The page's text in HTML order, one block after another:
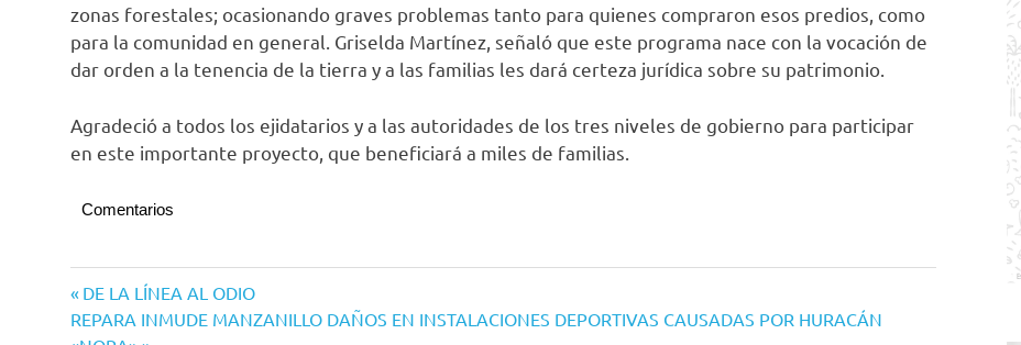
zonas forestales; ocasionando graves problemas tanto para quienes compraron esos predios, como
para la comunidad en general. Griselda Martínez, señaló que este programa nace con la vocación de
dar orden a la tenencia de la tierra y a las familias les dará certeza jurídica sobre su patrimonio.
Agradeció a todos los ejidatarios y a las autoridades de los tres niveles de gobierno para participar
en este importante proyecto, que beneficiará a miles de familias.
Comentarios
Manzanillo
Navegación
de
Entrada
anterior:
DE LA LÍNEA AL ODIO
Siguiente
REPARA INMUDE MANZANILLO DAÑOS EN INSTALACIONES DEPORTIVAS CAUSADAS POR HURACÁN